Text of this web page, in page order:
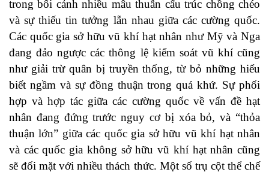
trong bối cảnh nhiều mâu thuẫn cấu trúc chồng chéo
và sự thiếu tin tưởng lẫn nhau giữa các cường quốc.
Các quốc gia sở hữu vũ khí hạt nhân như Mỹ và Nga
đang đảo ngược các thông lệ kiểm soát vũ khí cũng
như giải trừ quân bị truyền thống, từ bỏ những hiểu
biết ngầm và sự đồng thuận trong quá khứ. Sự phối
hợp và hợp tác giữa các cường quốc về vấn đề hạt
nhân đang đứng trước nguy cơ bị xóa bỏ, và “thỏa
thuận lớn” giữa các quốc gia sở hữu vũ khí hạt nhân
và các quốc gia không sở hữu vũ khí hạt nhân cũng
sẽ đối mặt với nhiều thách thức. Một số trụ cột thể chế